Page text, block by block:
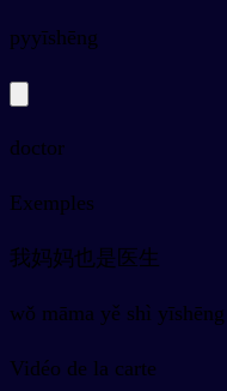
pyyīshēng
doctor
Exemples
我妈妈也是医生
wǒ māma yě shì yīshēng
Vidéo de la carte